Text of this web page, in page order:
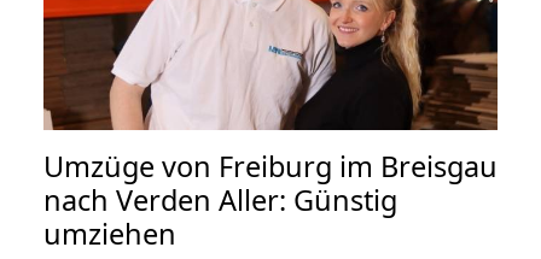
Umzüge von Freiburg im Breisgau
nach Verden Aller: Günstig
umziehen